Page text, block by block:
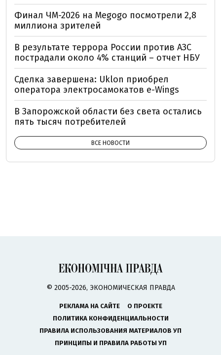
Финал ЧМ-2026 на Megogo посмотрели 2,8
миллиона зрителей
В результате террора России против АЗС
пострадали около 4% станций – отчет НБУ
Сделка завершена: Uklon приобрел
оператора электросамокатов e-Wings
В Запорожской области без света остались
пять тысяч потребителей
ВСЕ НОВОСТИ
© 2005-2026, ЭКОНОМИЧЕСКАЯ ПРАВДА
РЕКЛАМА НА САЙТЕ
О ПРОЕКТЕ
ПОЛИТИКА КОНФИДЕНЦИАЛЬНОСТИ
ПРАВИЛА ИСПОЛЬЗОВАНИЯ МАТЕРИАЛОВ УП
ПРИНЦИПЫ И ПРАВИЛА РАБОТЫ УП